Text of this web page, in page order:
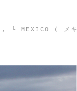
,
└ MEXICO ( メキ